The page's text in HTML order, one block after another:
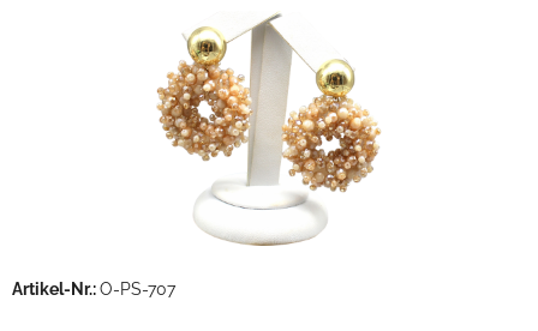
Artikel-Nr.:O-PS-707